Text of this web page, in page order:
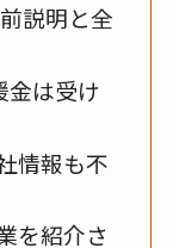
説明と全
金は受け
情報も不
を紹介さ